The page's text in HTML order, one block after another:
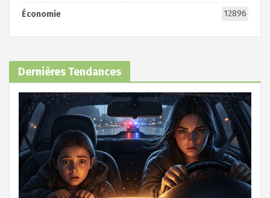
Économie 12896
Dernières Tendances